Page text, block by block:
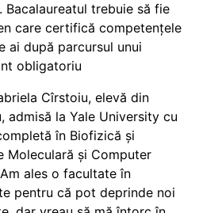
Bacalaureatul trebuie să fie
care certifică competențele
ai după parcursul unui
obligatoriu
Cîrstoiu, elevă din
admisă la Yale University cu
în Biofizică și
Moleculară și Computer
ales o facultate în
pentru că pot deprinde noi